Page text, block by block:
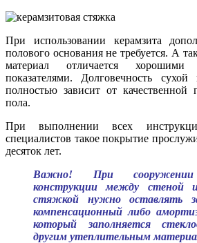
При использовании керамзита
полового основания не требуется. А
материал отличается хорошими
показателями. Долговечность сухой
полностью зависит от качественной
пола.
При выполнении всех
специалистов такое покрытие
десяток лет.
Важно! При сооружении
конструкции между стеной
стяжкой нужно оставлять
компенсационный либо
который заполняется
другим утеплительным